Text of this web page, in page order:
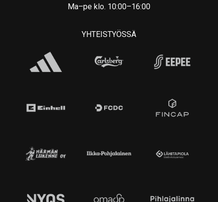
Ma–pe klo. 10:00–16:00
YHTEISTYÖSSÄ